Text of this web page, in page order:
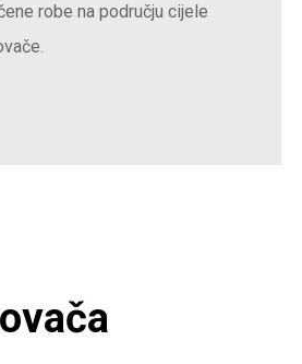
robe na području cijele